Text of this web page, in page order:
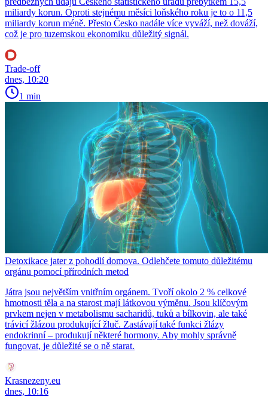
miliardy korun. Oproti stejnému měsíci loňského roku je to o 11,5
miliardy korun méně. Přesto Česko nadále více vyváží, než dováží,
což je pro tuzemskou ekonomiku důležitý signál.
Trade-off
dnes, 10:20
1 min
Detoxikace jater z pohodlí domova. Odlehčete tomuto důležitému
orgánu pomocí přírodních metod
Játra jsou největším vnitřním orgánem. Tvoří okolo 2 % celkové
hmotnosti těla a na starost mají látkovou výměnu. Jsou klíčovým
prvkem nejen v metabolismu sacharidů, tuků a bílkovin, ale také
trávicí žlázou produkující žluč. Zastávají také funkci žlázy
endokrinní – produkují některé hormony. Aby mohly správně
fungovat, je důležité se o ně starat.
Krasnezeny.eu
dnes, 10:16